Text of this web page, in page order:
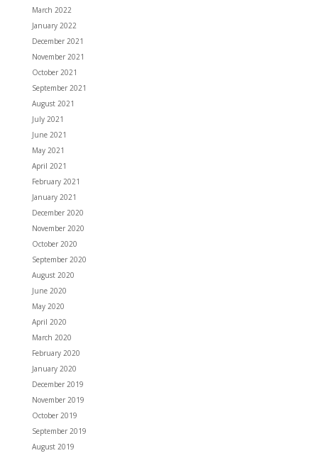
March 2022
January 2022
December 2021
November 2021
October 2021
September 2021
August 2021
July 2021
June 2021
May 2021
April 2021
February 2021
January 2021
December 2020
November 2020
October 2020
September 2020
August 2020
June 2020
May 2020
April 2020
March 2020
February 2020
January 2020
December 2019
November 2019
October 2019
September 2019
August 2019